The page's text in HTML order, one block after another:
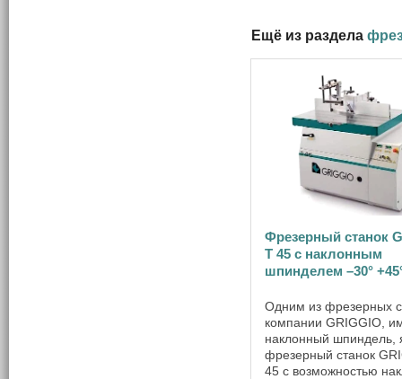
Ещё из раздела
Фрезерный станок
Т 45 с наклонным
шпинделем –30°
Одним из фрезерных
компании GRIGGIO,
наклонный шпиндель,
фрезерный станок
45 с возможностью